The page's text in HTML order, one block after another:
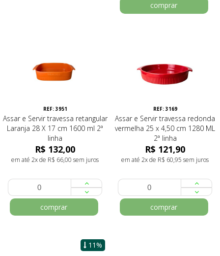
comprar
REF: 3951
Assar e Servir travessa retangular
Laranja 28 X 17 cm 1600 ml 2ª
linha
R$ 132,00
em até 2x de R$ 66,00 sem juros
comprar
REF: 3169
Assar e Servir travessa redonda
vermelha 25 x 4,50 cm 1280 ML
2ª linha
R$ 121,90
em até 2x de R$ 60,95 sem juros
comprar
11%